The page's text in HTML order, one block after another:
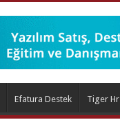
Efatura Destek Tiger Hr